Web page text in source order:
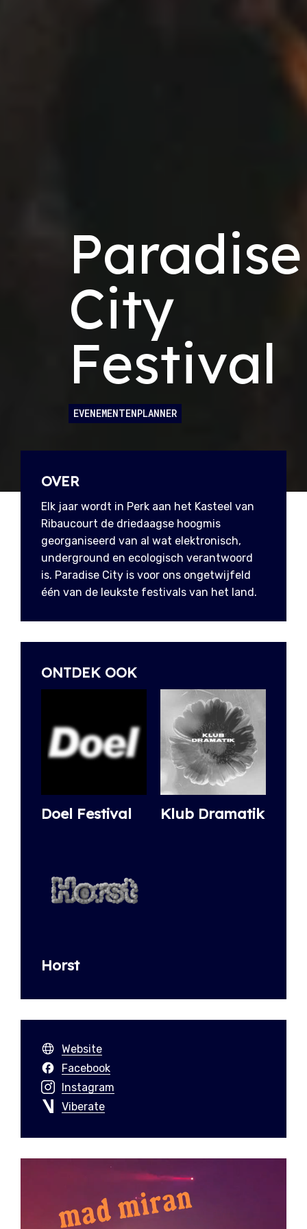
Paradise
City
Festival
EVENEMENTENPLANNER
OVER
Elk jaar wordt in Perk aan het Kasteel van
Ribaucourt de driedaagse hoogmis
georganiseerd van al wat elektronisch,
underground en ecologisch verantwoord
is. Paradise City is voor ons ongetwijfeld
één van de leukste festivals van het land.
ONTDEK OOK
Doel Festival Klub Dramatik
Horst
Website
Facebook
Instagram
Viberate